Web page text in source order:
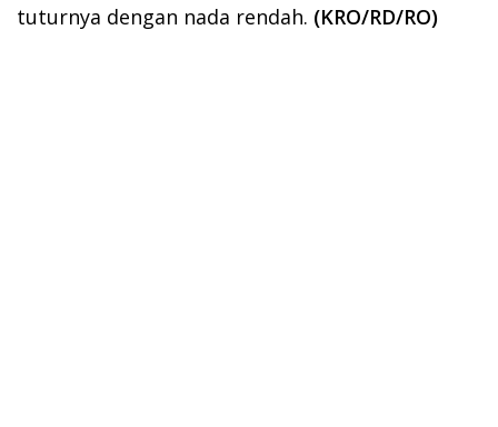
tuturnya dengan nada rendah. (KRO/RD/RO)